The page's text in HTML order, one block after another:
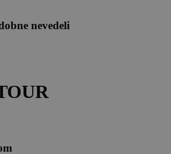
nevedeli